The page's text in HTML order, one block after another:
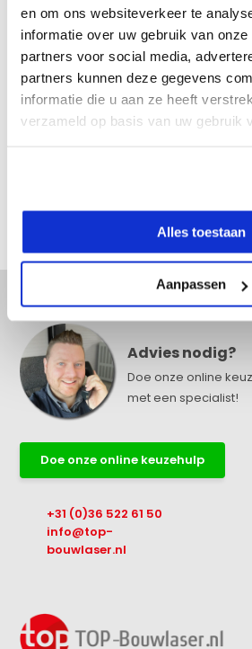
en om ons websiteverkeer te
informatie over uw gebruik van
partners voor social media,
partners kunnen deze gegevens
informatie die u aan ze heeft
verzameld op basis van uw gebruik
Alles toestaan
Aanpassen
Productomschrijving
Specificaties
Advies nodig?
Doe onze online
met een specialist!
Doe onze online keuzehulp
+31 (0)36 522 61 50
info@top-
bouwlaser.nl